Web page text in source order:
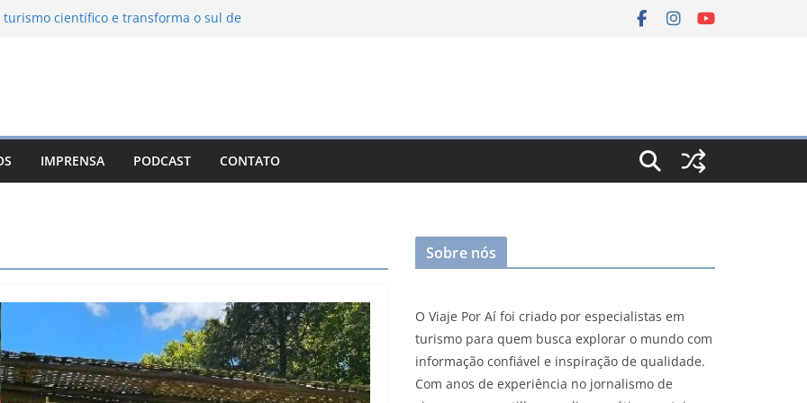
científico e transforma o sul de
das serras brasileiras
Ambiental Immensità bate recorde de
do Jordão
León: o Pueblo Mágico com ruas
e turismo à beira da represa
IMPRENSA PODCAST CONTATO
Sobre nós
O Viaje Por Aí foi criado por especialistas em
turismo para quem busca explorar o mundo com
informação confiável e inspiração de qualidade.
Com anos de experiência no jornalismo de